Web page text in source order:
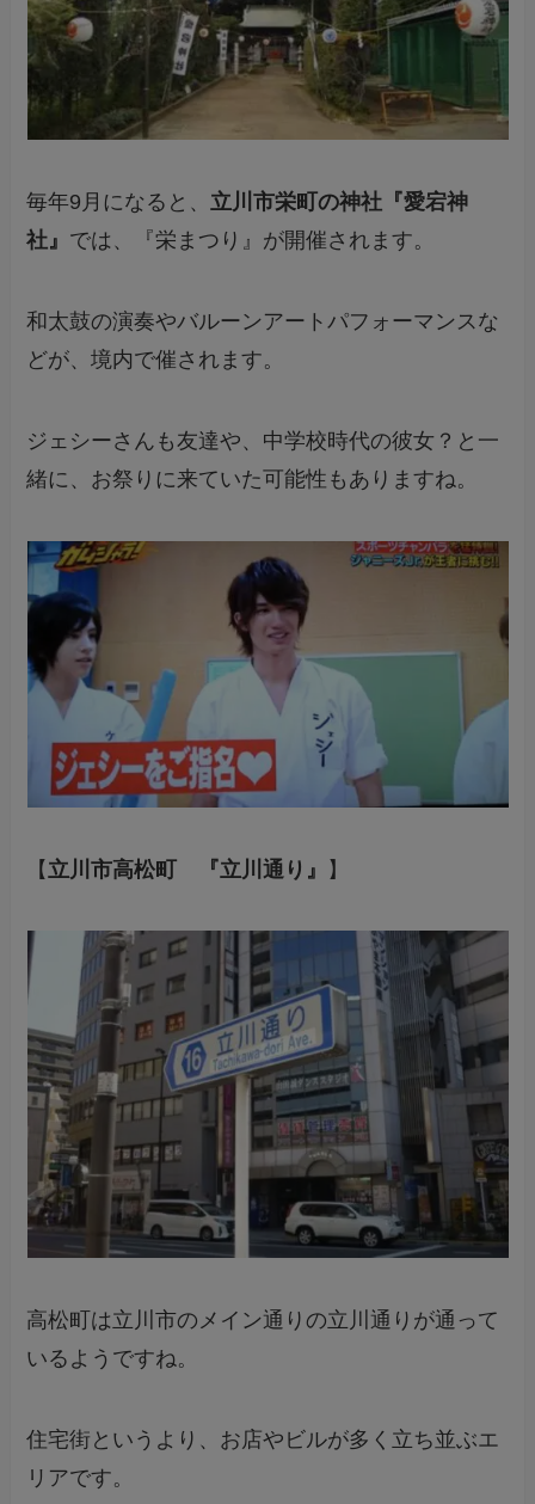
毎年9月になると、立川市栄町の神社『愛宕神
社』 では、『栄まつり』が開催されます。
和太鼓の演奏やバルーンアートパフォーマンスな
どが、境内で催されます。
ジェシーさんも友達や、中学校時代の彼女？と一
緒に、お祭りに来ていた可能性もありますね。
【 立川市高松町 『立川通り』 】
高松町は立川市のメイン通りの立川通りが通って
いるようですね。
住宅街というより、お店やビルが多く立ち並ぶエ
リアです。